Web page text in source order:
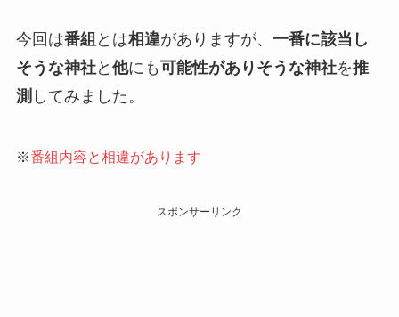
今回は番組 とは相違がありますが、 一番に該当し
そうな神社と 他にも可能性がありそうな神社を推
測 してみました。
※番組内容と相違があります
スポンサーリンク